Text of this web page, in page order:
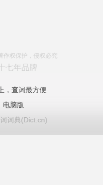
作权保护，侵权必究
七年品牌
，查词最方便
电脑版
词典(Dict.cn)